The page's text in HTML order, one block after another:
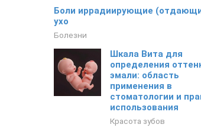
Боли иррадиирующие
ухо
Болезни
Шкала Вита для
определения
эмали: область
применения в
стоматологии и
использования
Красота зубов